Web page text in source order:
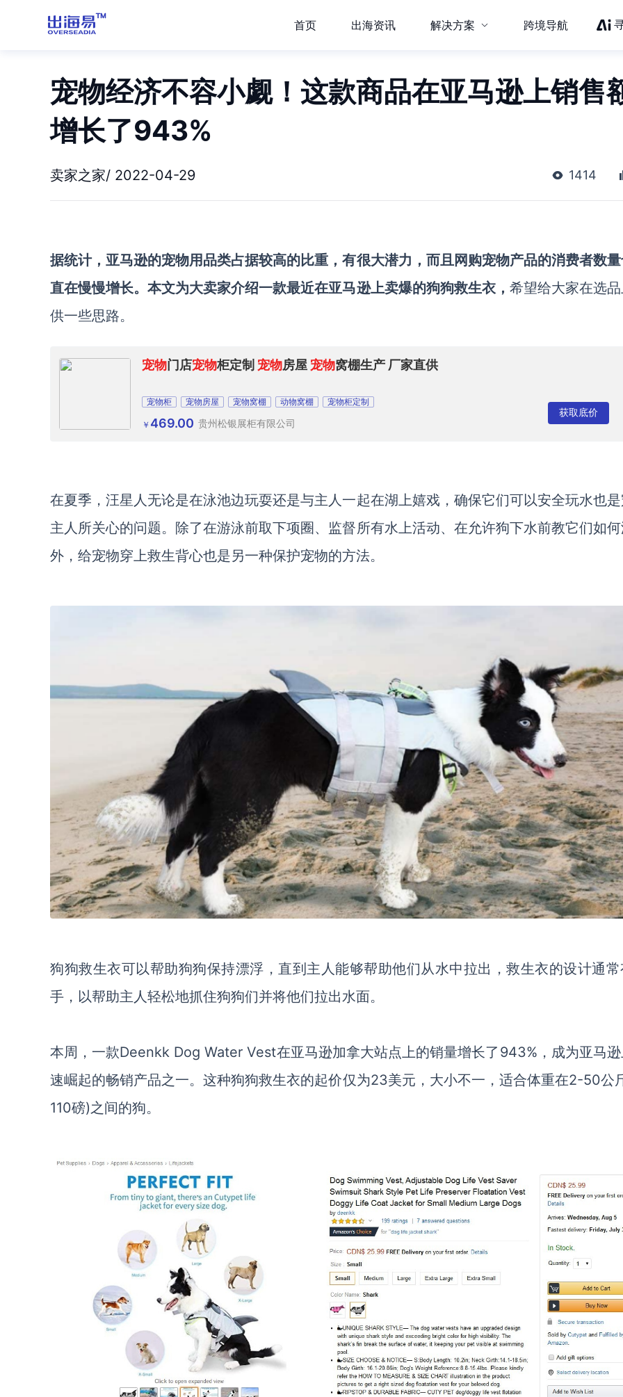
首页 出海资讯 解决方案 跨境导航
宠物经济不容小觑！这款商品在亚马逊上销售
增长了943%
卖家之家/ 2022-04-29 1414
据统计，亚马逊的宠物用品类占据较高的比重，有很大潜力，而且网购宠物产品的消费者数
直在慢慢增长。本文为大卖家介绍一款最近在亚马逊上卖爆的狗狗救生衣， 希望给大家在选
供一些思路。
宠物门店宠物柜定制 宠物房屋 宠物窝棚生产 厂家直供
宠物柜 宠物房屋 宠物窝棚 动物窝棚 宠物柜定制
￥ 469.00 贵州松银展柜有限公司
获取底价
在夏季，汪星人无论是在泳池边玩耍还是与主人一起在湖上嬉戏，确保它们可以安全玩水也
主人所关心的问题。除了在游泳前取下项圈、监督所有水上活动、在允许狗下水前教它们如
外，给宠物穿上救生背心也是另一种保护宠物的方法。
狗狗救生衣可以帮助狗狗保持漂浮，直到主人能够帮助他们从水中拉出，救生衣的设计通
手，以帮助主人轻松地抓住狗狗们并将他们拉出水面。
本周，一款Deenkk Dog Water Vest在亚马逊加拿大站点上的销量增长了943%，成为亚马
速崛起的畅销产品之一。这种狗狗救生衣的起价仅为23美元，大小不一，适合体重在2-50公
110磅)之间的狗。